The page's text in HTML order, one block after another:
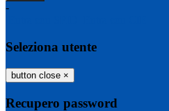
-
Seleziona utente
button close ×
Recupero password